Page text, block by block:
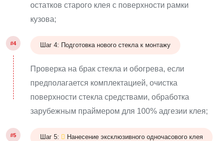
остатков старого клея с поверхности рамки
кузова;
#4 Шаг 4: Подготовка нового стекла к монтажу
Проверка на брак стекла и обогрева, если
предполагается комплектацией, очистка
поверхности стекла средствами, обработка
зарубежным праймером для 100% адгезии клея;
#5 Шаг 5: Нанесение эксклюзивного одночасового клея